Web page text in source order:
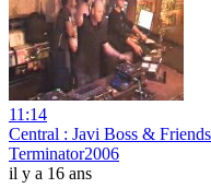
11:14
Central : Javi Boss &
Terminator2006
il y a 16 ans